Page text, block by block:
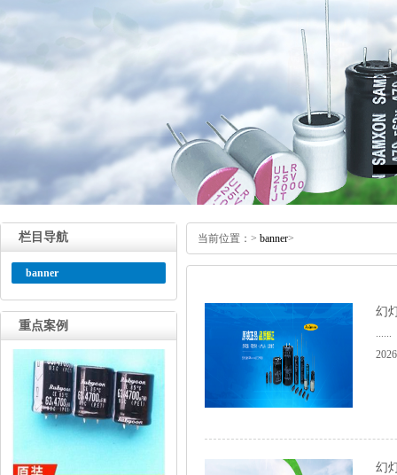
栏目导航
banner
重点案例
当前位置： > banner>
幻
......
幻